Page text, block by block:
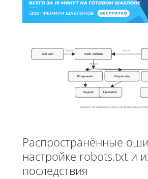
Веб-сайт Файл роботов
Запрос Запрос
Чтение
Юзер‑агент Разрешить
Бюджет Приоритет
Управление видимостью сайта и конфиденциальностью
Распространённые
настройке robots.txt и
последствия